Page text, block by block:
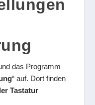
das Programm
“ auf. Dort finden
Tastatur